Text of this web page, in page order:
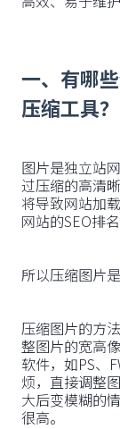
一、有哪
压缩工具？
图片是独立站
过压缩的高清
将导致网站加
网站的SEO排名
所以压缩图片
压缩图片的方
整图片的宽高
软件，如PS、
烦，直接调整
大后变模糊的
很高。